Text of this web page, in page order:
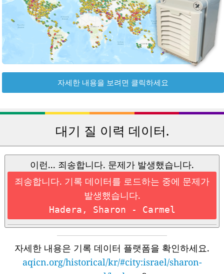
자세한 내용을 보려면 클릭하세요
대기 질 이력 데이터.
이런... 죄송합니다. 문제가 발생했습니다.
죄송합니다. 기록 데이터를 로드하는 중에 문제가
발생했습니다.
Hadera, Sharon - Carmel
자세한 내용은 기록 데이터 플랫폼을 확인하세요.
aqicn.org/historical/kr/#city:israel/sharon-